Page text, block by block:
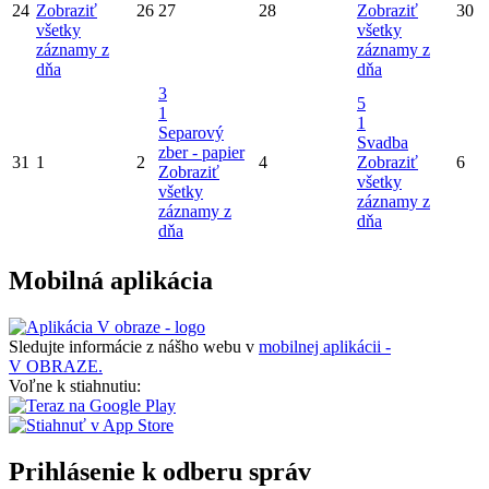
24 Zobraziť
všetky
záznamy z
dňa
26 27 28
Zobraziť
všetky
záznamy z
dňa
30
31 1 2
3
1
Separový
zber - papier
Zobraziť
všetky
záznamy z
dňa
4
5
1
Svadba
Zobraziť
všetky
záznamy z
dňa
6
Mobilná aplikácia
Sledujte informácie z nášho webu v mobilnej aplikácii -
V OBRAZE.
Voľne k stiahnutiu:
Prihlásenie k odberu správ